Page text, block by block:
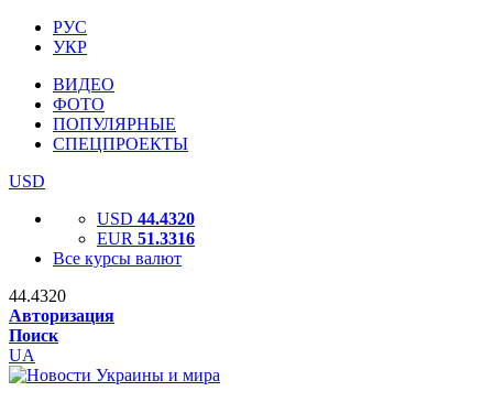
РУС
УКР
ВИДЕО
ФОТО
ПОПУЛЯРНЫЕ
СПЕЦПРОЕКТЫ
USD
USD 44.4320
EUR 51.3316
Все курсы валют
44.4320
Авторизация
Поиск
UA